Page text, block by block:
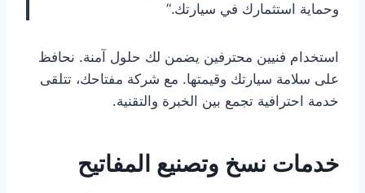
وحماية استثمارك في سيارتك.”
استخدام فنيين محترفين يضمن لك حلول آمنة. نحافظ
على سلامة سيارتك وقيمتها. مع شركة مفتاحك، تتلقى
خدمة احترافية تجمع بين الخبرة والتقنية.
خدمات نسخ وتصنيع المفاتيح